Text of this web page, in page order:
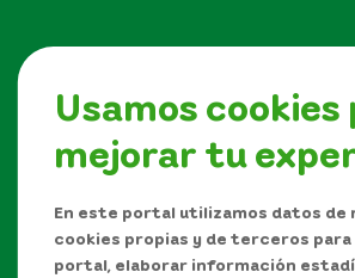
Usamos cookies
mejorar tu
En este portal utilizamos datos de
cookies propias y de terceros
portal, elaborar información
Síguenos en